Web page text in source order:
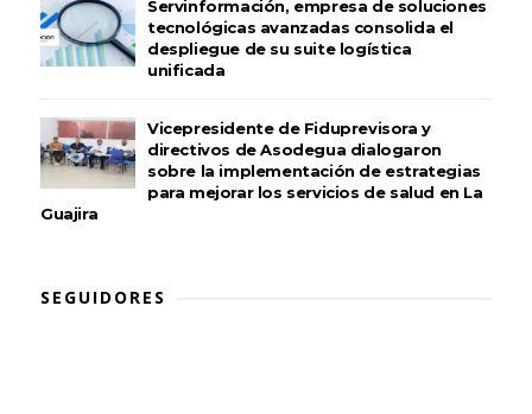
Servinformación, empresa de soluciones
tecnológicas avanzadas consolida el
despliegue de su suite logística
unificada
Vicepresidente de Fiduprevisora y
directivos de Asodegua dialogaron
sobre la implementación de estrategias
para mejorar los servicios de salud en La
Guajira
SEGUIDORES